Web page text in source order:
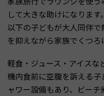
して大きな助けになりま
以下の子どもが大人同伴
を抑えながら家族でくつろ
軽食・ジュース・アイス
機内食前に空腹を訴える
ャワー設備もあり、ビー